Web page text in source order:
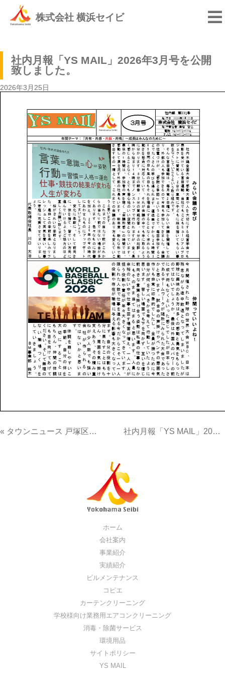
株式会社 横浜セイビ
社内月報「YS MAIL」2026年3月号を公開
致しました。
2026年3月25日
投稿ナビゲーション « タウンニュース 戸塚区・泉区版（2月26日号）にてコピエのサービスをご紹介いただきました。 社内月報「YS MAIL」2026年4月号を公開致しました。 »
ホーム
会社案内
事業紹介
実績紹介
ビルメンテナンス
コピエ
カーテンクリーニング
学校様向け業務用エアコンクリーニング
消毒・除菌サービス
環境用品
サイトポリシー
YS MAIL